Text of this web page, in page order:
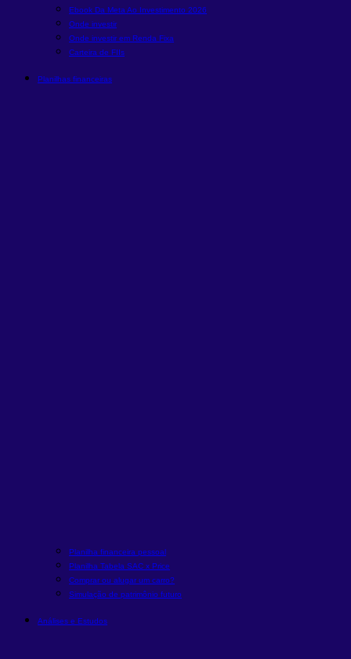
Ebook Da Meta Ao Investimento 2026
Onde investir
Onde investir em Renda Fixa
Carteira de FIIs
Planilhas financeiras
Planilha financeira pessoal
Planilha Tabela SAC x Price
Comprar ou alugar um carro?
Simulação de patrimônio futuro
Análises e Estudos